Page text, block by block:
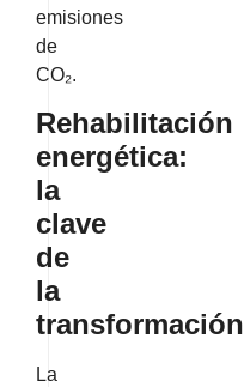
emisiones
de
CO₂.
Rehabilitación
energética:
la
clave
de
la
transformación
La